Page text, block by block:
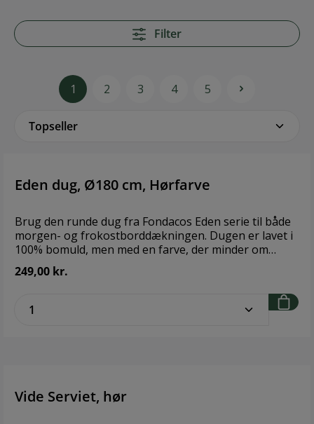
både miljøvenligt og
Brand: Fondaco
Materiale: 70%
bomuld, 30%
polyester
Filter
1 2 3 4 5
Eden dug, Ø180 cm, Hørfarve
Brug den runde dug fra Fondacos Eden serie til både
morgen- og frokostborddækningen. Dugen er lavet i
100% bomuld, men med en farve, der minder om
hør.Brand: FondacoStørrelse: Ø180 cmMateriale: 100%
bomuld
249,00 kr.
Vide Serviet, hør